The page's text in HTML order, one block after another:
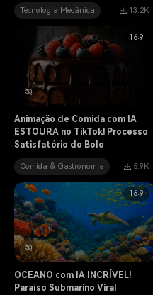
Tecnologia Mecânica 13.2K
16:9
Animação de Comida com IA
ESTOURA no TikTok! Processo
Satisfatório do Bolo
Comida & Gastronomia 5.9K
16:9
OCEANO com IA INCRÍVEL!
Paraíso Submarino Viral